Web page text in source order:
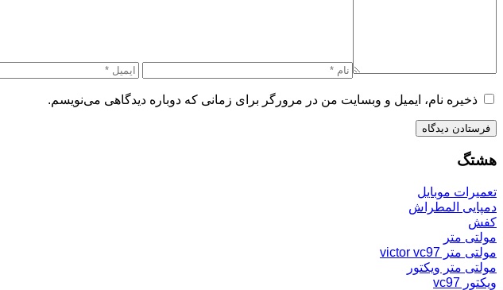
ذخیره نام، ایمیل و وبسایت من در مرورگر برای زمانی که دوباره دیدگاهی می‌نویسم.
هشتگ
تعمیرات موبایل
دمپایی المطراش
کفش
مولتی متر
مولتی متر victor vc97
مولتی متر ویکتور
ویکتور vc97